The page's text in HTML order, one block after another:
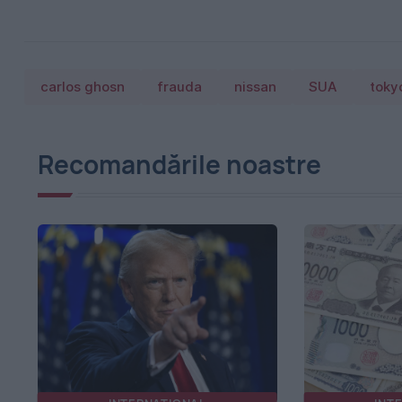
carlos ghosn frauda nissan SUA
Recomandările noastre